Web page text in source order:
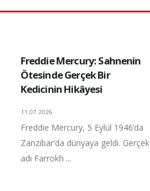
Freddie Mercury: Sahnenin
Ötesinde Gerçek Bir
Kedicinin Hikâyesi
11.07.2026
Freddie Mercury, 5 Eylül 1946’da
Zanzibar’da dünyaya geldi. Gerçek
adı Farrokh ...